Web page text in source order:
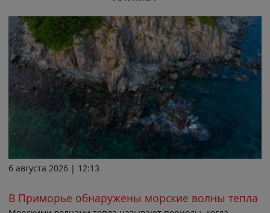
6 августа 2026 | 12:13
В Приморье обнаружены морские волны тепла